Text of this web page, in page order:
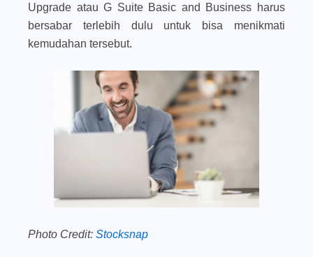
Upgrade atau G Suite Basic and Business harus
bersabar terlebih dulu untuk bisa menikmati
kemudahan tersebut.
Photo Credit: Stocksnap